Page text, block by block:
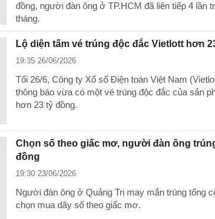
đồng, người đàn ông ở TP.HCM đã liên tiếp 4 lần
tháng.
Lộ diện tấm vé trúng độc đắc Vietlott hơn
19:35 26/06/2026
Tối 26/6, Công ty Xổ số Điện toán Việt Nam
thông báo vừa có một vé trúng độc đắc của sản
hơn 23 tỷ đồng.
Chọn số theo giấc mơ, người đàn ông
đồng
19:30 23/06/2026
Người đàn ông ở Quảng Trị may mắn trúng tổng
chọn mua dãy số theo giấc mơ.